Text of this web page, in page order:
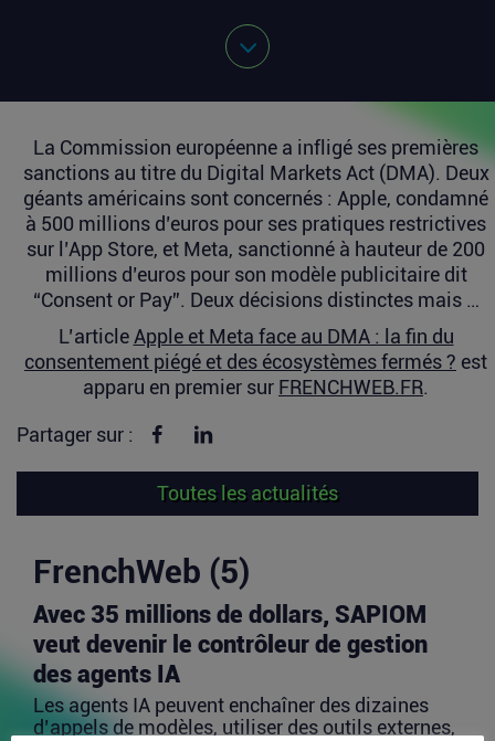
La Commission européenne a infligé ses premières
sanctions au titre du Digital Markets Act (DMA). Deux
géants américains sont concernés : Apple, condamné
à 500 millions d’euros pour ses pratiques restrictives
sur l’App Store, et Meta, sanctionné à hauteur de 200
millions d’euros pour son modèle publicitaire dit
“Consent or Pay”. Deux décisions distinctes mais …
L’article Apple et Meta face au DMA : la fin du
consentement piégé et des écosystèmes fermés ? est
apparu en premier sur FRENCHWEB.FR.
Partager sur : Partager sur Facebook
Toutes les actualités
FrenchWeb (5)
Avec 35 millions de dollars, SAPIOM
veut devenir le contrôleur de gestion
des agents IA
Les agents IA peuvent enchaîner des dizaines
d’appels de modèles, utiliser des outils externes,